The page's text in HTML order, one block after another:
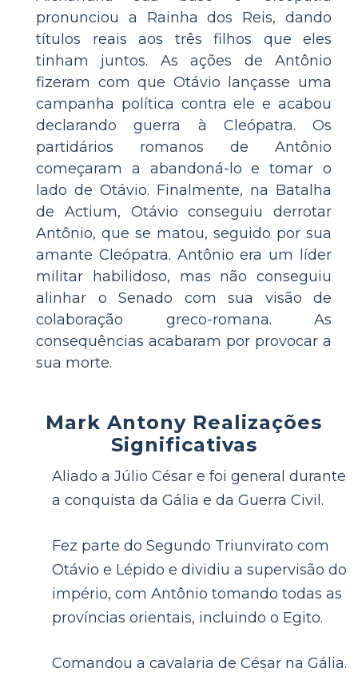
pronunciou a Rainha dos Reis, dando
títulos reais aos três filhos que eles
tinham juntos. As ações de Antônio
fizeram com que Otávio lançasse uma
campanha política contra ele e acabou
declarando guerra à Cleópatra. Os
partidários romanos de Antônio
começaram a abandoná-lo e tomar o
lado de Otávio. Finalmente, na Batalha
de Actium, Otávio conseguiu derrotar
Antônio, que se matou, seguido por sua
amante Cleópatra. Antônio era um líder
militar habilidoso, mas não conseguiu
alinhar o Senado com sua visão de
colaboração greco-romana. As
consequências acabaram por provocar a
sua morte.
Mark Antony Realizações
Significativas
Aliado a Júlio César e foi general durante
a conquista da Gália e da Guerra Civil.
Fez parte do Segundo Triunvirato com
Otávio e Lépido e dividiu a supervisão do
império, com Antônio tomando todas as
províncias orientais, incluindo o Egito.
Comandou a cavalaria de César na Gália.